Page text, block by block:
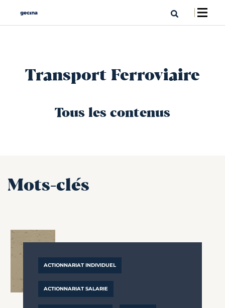
Transport Ferroviaire
Tous les contenus
Mots-clés
ACTIONNARIAT INDIVIDUEL
ACTIONNARIAT SALARIE